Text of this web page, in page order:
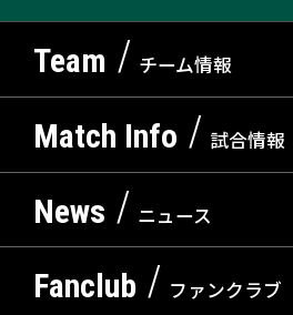
Team チーム情報
Match Info 試合情報
試合日程・結果
チケット
初めて観戦ガイド
News ニュース
ニュース一覧
Fanclub ファンクラブ